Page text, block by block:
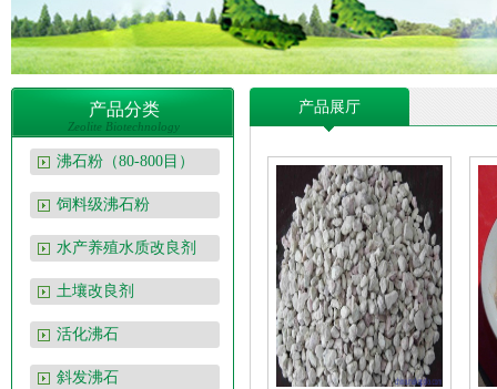
产品分类
Zeolite Biotechnology
沸石粉（80-800目）
饲料级沸石粉
水产养殖水质改良剂
土壤改良剂
活化沸石
斜发沸石
产品展厅